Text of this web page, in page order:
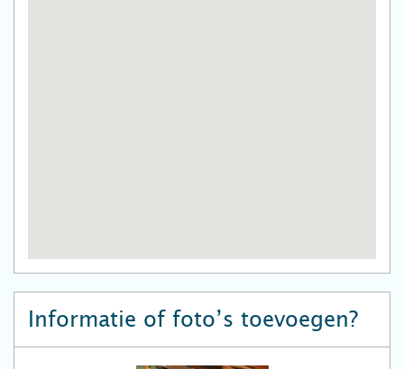
Informatie of foto’s toevoegen?